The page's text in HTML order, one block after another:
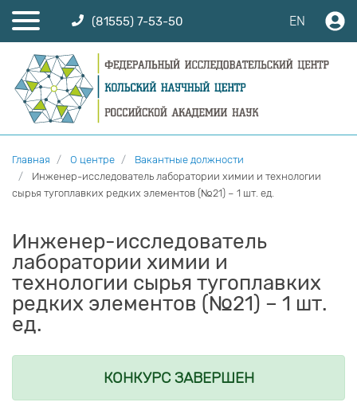
(81555) 7-53-50 EN
Главная О центре
Вакантные должности
Инженер-исследователь лаборатории химии и технологии
сырья тугоплавких редких элементов (№21) – 1 шт. ед.
Инженер-исследователь
лаборатории химии и
технологии сырья тугоплавких
редких элементов (№21) – 1 шт.
ед.
КОНКУРС ЗАВЕРШЕН